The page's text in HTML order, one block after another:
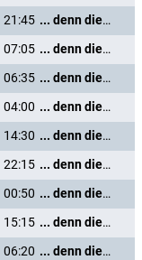
21:45
... denn die Musik und die Liebe in Tirol
07:05
... denn die Musik und die Liebe in Tirol
06:35
... denn die Musik und die Liebe in Tirol
04:00
... denn die Musik und die Liebe in Tirol
14:30
... denn die Musik und die Liebe in Tirol
22:15
... denn die Musik und die Liebe in Tirol
00:50
... denn die Musik und die Liebe in Tirol
15:15
... denn die Musik und die Liebe in Tirol
06:20
... denn die Musik und die Liebe in Tirol